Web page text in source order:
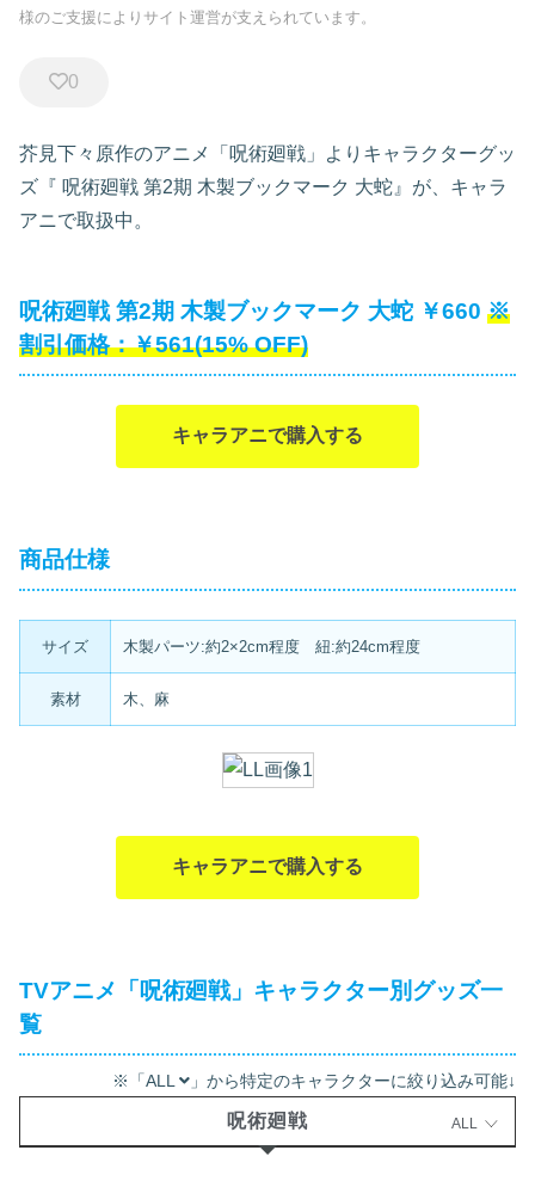
様のご支援によりサイト運営が支えられています。
0
芥見下々原作のアニメ「呪術廻戦」よりキャラクターグッ
ズ『 呪術廻戦 第2期 木製ブックマーク 大蛇』が、キャラ
アニで取扱中。
呪術廻戦 第2期 木製ブックマーク 大蛇 ￥660
￥561(15% OFF)
キャラアニで購入する
商品仕様
サイズ 木製パーツ:約2×2cm程度 紐:約24cm程度
素材 木、麻
キャラアニで購入する
TVアニメ「呪術廻戦」キャラクター別グッズ一
覧
※「ALL 」から特定のキャラクターに絞り込み可能↓
呪術廻戦 ALL